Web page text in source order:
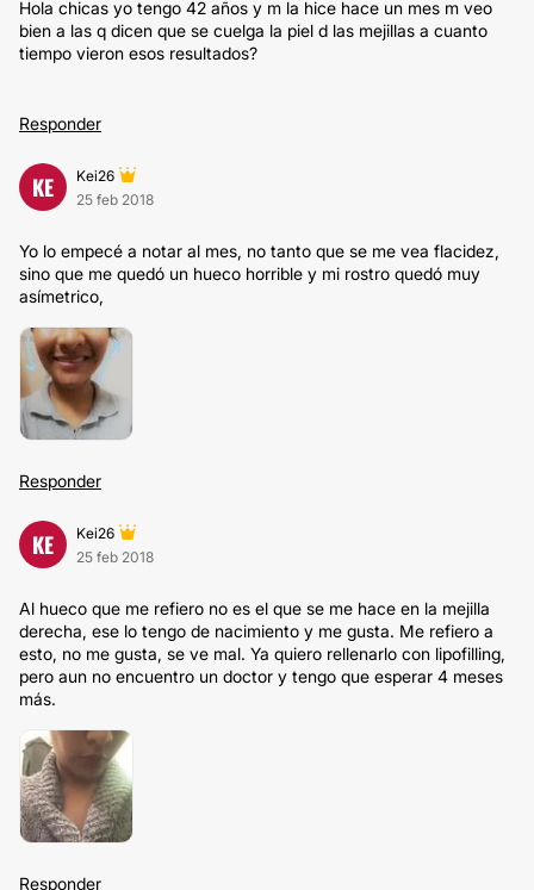
Hola chicas yo tengo 42 años y m la hice hace un mes m veo
bien a las q dicen que se cuelga la piel d las mejillas a cuanto
tiempo vieron esos resultados?
Responder
KE
Kei26
25 feb 2018
Yo lo empecé a notar al mes, no tanto que se me vea flacidez,
sino que me quedó un hueco horrible y mi rostro quedó muy
asímetrico,
Responder
KE
Kei26
25 feb 2018
Al hueco que me refiero no es el que se me hace en la mejilla
derecha, ese lo tengo de nacimiento y me gusta. Me refiero a
esto, no me gusta, se ve mal. Ya quiero rellenarlo con lipofilling,
pero aun no encuentro un doctor y tengo que esperar 4 meses
más.
Responder